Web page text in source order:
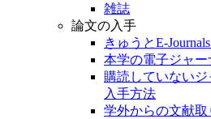
雑誌
論文の入手
きゅうとE-
本学の電子ジャ
購読していない
入手方法
学外からの文献取